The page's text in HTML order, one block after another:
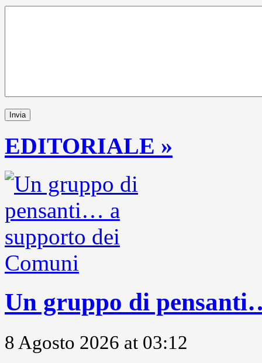
EDITORIALE »
Un gruppo di
8 Agosto 2026 at 03:12